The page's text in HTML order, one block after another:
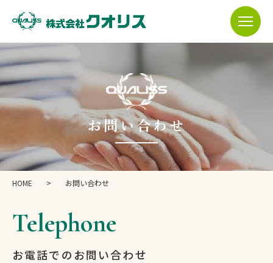
お問い合わせ
HOME > お問い合わせ
Telephone
お電話でのお問い合わせ